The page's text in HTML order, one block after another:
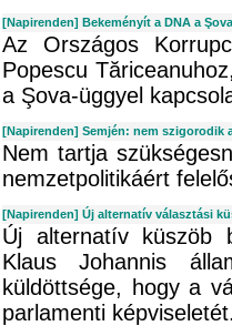
[Napirenden] Bekeményít a DNA a
Az Országos
Popescu
a Şova-üggyel
[Napirenden] Semjén: nem szigorodik
Nem tartja
nemzetpolitikáért
[Napirenden] Új alternatív választási
Új alternatív küszöb
Klaus Johannis
küldöttsége, hogy a
parlamenti képviseletét.